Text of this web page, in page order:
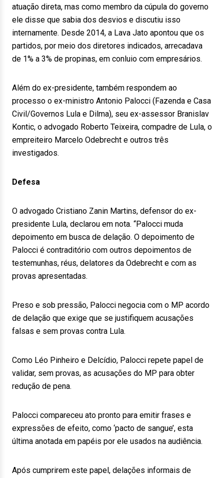
atuação direta, mas como membro da cúpula do governo
ele disse que sabia dos desvios e discutiu isso
internamente. Desde 2014, a Lava Jato apontou que os
partidos, por meio dos diretores indicados, arrecadava
de 1% a 3% de propinas, em conluio com empresários.
Além do ex-presidente, também respondem ao
processo o ex-ministro Antonio Palocci (Fazenda e Casa
Civil/Governos Lula e Dilma), seu ex-assessor Branislav
Kontic, o advogado Roberto Teixeira, compadre de Lula, o
empreiteiro Marcelo Odebrecht e outros três
investigados.
Defesa
O advogado Cristiano Zanin Martins, defensor do ex-
presidente Lula, declarou em nota. “Palocci muda
depoimento em busca de delação. O depoimento de
Palocci é contraditório com outros depoimentos de
testemunhas, réus, delatores da Odebrecht e com as
provas apresentadas.
Preso e sob pressão, Palocci negocia com o MP acordo
de delação que exige que se justifiquem acusações
falsas e sem provas contra Lula.
Como Léo Pinheiro e Delcídio, Palocci repete papel de
validar, sem provas, as acusações do MP para obter
redução de pena.
Palocci compareceu ato pronto para emitir frases e
expressões de efeito, como ‘pacto de sangue’, esta
última anotada em papéis por ele usados na audiência.
Após cumprirem este papel, delações informais de